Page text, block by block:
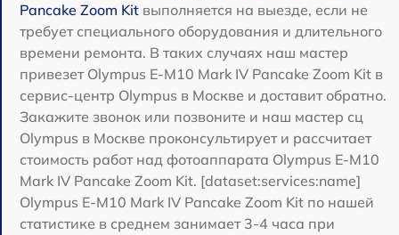
Pancake Zoom Kit выполняется на выезде, если не
требует специального оборудования и длительного
времени ремонта. В таких случаях наш мастер
привезет Olympus E-M10 Mark IV Pancake Zoom Kit в
сервис-центр Olympus в Москве и доставит обратно.
Закажите звонок или позвоните и наш мастер сц
Olympus в Москве проконсультирует и рассчитает
стоимость работ над фотоаппарата Olympus E-M10
Mark IV Pancake Zoom Kit. [dataset:services:name]
Olympus E-M10 Mark IV Pancake Zoom Kit по нашей
статистике в среднем занимает 3-4 часа при